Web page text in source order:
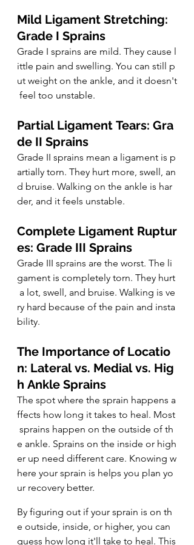
Mild Ligament Stretching:
Grade I Sprains
Grade I sprains are mild. They cause l
ittle pain and swelling. You can still p
ut weight on the ankle, and it doesn't
feel too unstable.
Partial Ligament Tears: Gra
de II Sprains
Grade II sprains mean a ligament is p
artially torn. They hurt more, swell, an
d bruise. Walking on the ankle is har
der, and it feels unstable.
Complete Ligament Ruptur
es: Grade III Sprains
Grade III sprains are the worst. The li
gament is completely torn. They hurt
a lot, swell, and bruise. Walking is ve
ry hard because of the pain and insta
bility.
The Importance of Locatio
n: Lateral vs. Medial vs. Hig
h Ankle Sprains
The spot where the sprain happens a
ffects how long it takes to heal. Most
sprains happen on the outside of th
e ankle. Sprains on the inside or high
er up need different care. Knowing w
here your sprain is helps you plan yo
ur recovery better.
By figuring out if your sprain is on th
e outside, inside, or higher, you can
guess how long it'll take to heal. This